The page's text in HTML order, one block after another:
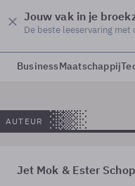
Jouw vak in je
De beste leeservaring met
BusinessMaatschappij
AUTEUR
Jet Mok & Ester Schop